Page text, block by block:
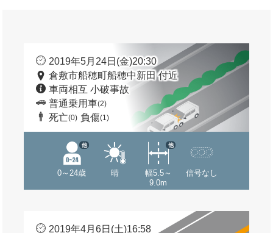
2019年5月24日(金)20:30
倉敷市船穂町船穂中新田 付近
車両相互 小破事故
普通乗用車(2)
死亡(0) 負傷(1)
0～24歳
他
晴
幅5.5～
9.0m
他
信号なし
2019年4月6日(土)16:58